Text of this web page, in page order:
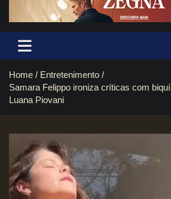
Home
Entretenimento
Samara Felippo ironiza críticas com
Luana Piovani